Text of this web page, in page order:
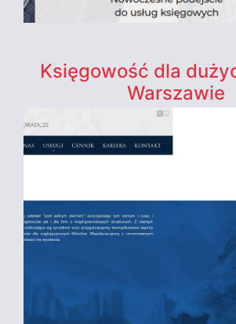
Księgowość dla
Warszawie